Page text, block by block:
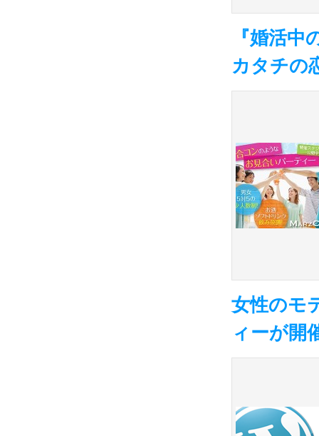
『婚活
カタチの
女性のモ
ィーが開